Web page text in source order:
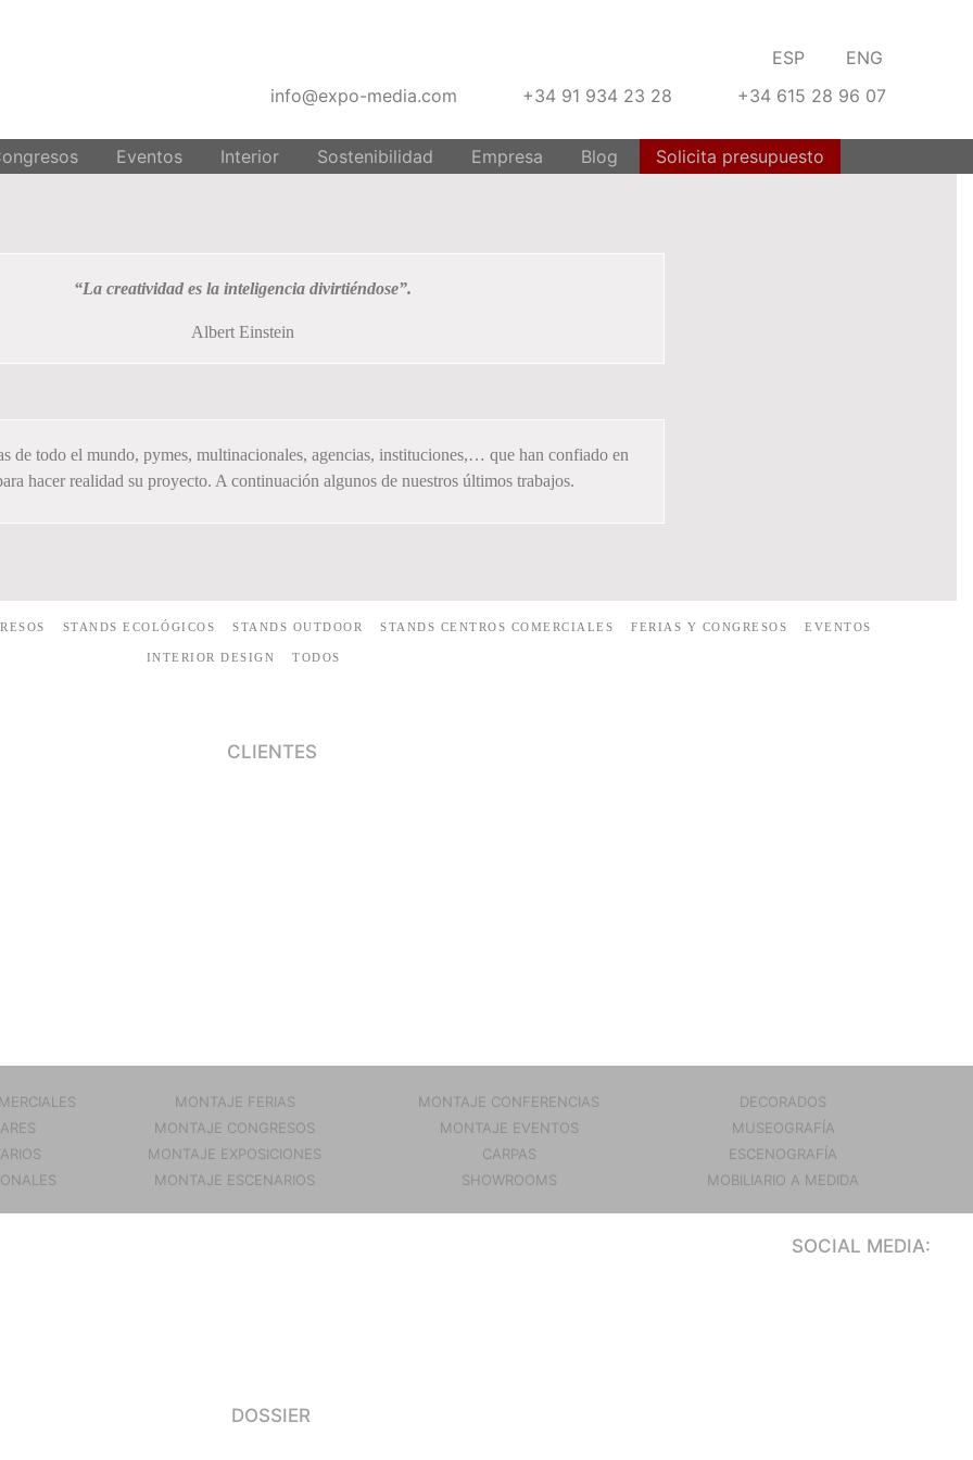
ESP
ENG
info@expo-media.com
+34 91 934 23 28 +34 615 28 96 07
Eventos Interior Sostenibilidad Empresa Blog Solicita presupuesto
“La creatividad es la inteligencia divirtiéndose”.
Albert Einstein
de todo el mundo, pymes, multinacionales, agencias, instituciones,… que han confiado en
hacer realidad su proyecto. A continuación algunos de nuestros últimos trabajos.
STANDS ECOLÓGICOS STANDS OUTDOOR STANDS CENTROS COMERCIALES FERIAS Y CONGRESOS EVENTOS
INTERIOR DESIGN TODOS
CLIENTES
MONTAJE FERIAS
MONTAJE CONGRESOS
MONTAJE EXPOSICIONES
MONTAJE ESCENARIOS
MONTAJE CONFERENCIAS
MONTAJE EVENTOS
CARPAS
SHOWROOMS
DECORADOS
MUSEOGRAFÍA
ESCENOGRAFÍA
MOBILIARIO A MEDIDA
DOSSIER
SOCIAL MEDIA: